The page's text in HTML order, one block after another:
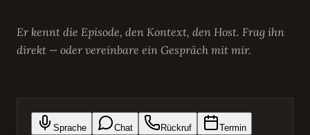
Er kennt die Episode, den Kontext, den Host. Frag ihn
direkt — oder vereinbare ein Gespräch mit mir.
Sprache Chat Rückruf Termin